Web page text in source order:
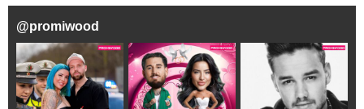
@promiwood